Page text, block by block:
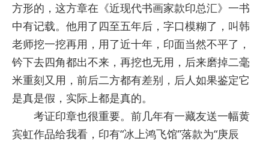
方形的，这方章在《近现代书画家款印总汇》一书
中有记载。他用了四至五年后，字口模糊了，叫韩
老师挖一挖再用，用了近十年，印面当然不平了，
钤下去四角都出不来，再挖也无用，后来磨掉二毫
米重刻又用，前后二方都有差别，后人如果鉴定它
是真是假，实际上都是真的。
考证印章也很重要。前几年有一藏友送一幅黄
宾虹作品给我看，印有“冰上鸿飞馆”落款为“庚辰